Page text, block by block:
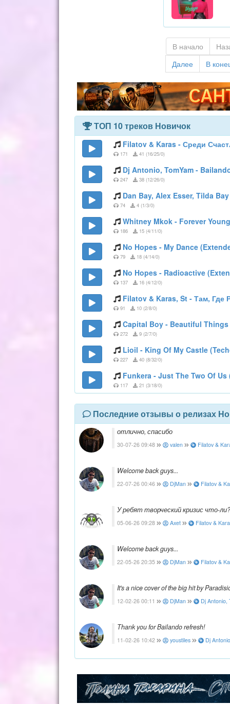
В начало
Далее
В
ТОП 10 треков Новичок
Filatov & Karas - Среди
171 41 (16/25/0)
Dj Antonio, TomYam -
247 38 (12/26/0)
Dan Bay, Alex Esser, Tilda
74 4 (1/3/0)
Whitney Mkok - Forever
186 15 (4/11/0)
No Hopes - My Dance
79 18 (4/14/0)
No Hopes - Radioactive
137 16 (4/12/0)
Filatov & Karas, St - Там, Где
91 10 (2/8/0)
Capital Boy - Beautiful
272 9 (2/7/0)
Lioil - King Of My Castle
227 40 (8/32/0)
Funkera - Just The Two Of
117 21 (3/18/0)
Последние отзывы о релизах
отлично, спасибо
30-07-26 09:48 valen Filatov &
Welcome back guys...
22-07-26 00:46 DjMan Filatov &
У ребят творческий кризис что-
05-06-26 09:28 Axet Filatov &
Welcome back guys...
22-05-26 20:35 DjMan Filatov &
It's a nice cover of the big hit by
12-02-26 00:11 DjMan Dj Antonio,
Thank you for Bailando refresh!
11-02-26 10:42 youstiles Dj